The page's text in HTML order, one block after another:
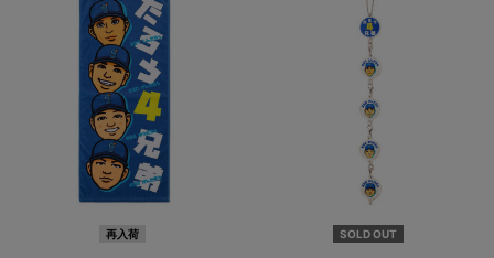
再入荷 SOLD OUT